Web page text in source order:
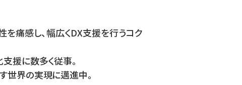
痛感し、幅広くDX支援を行うコク
援に数多く従事。
世界の実現に邁進中。